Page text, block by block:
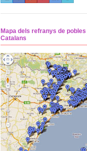
Mapa dels refranys de
Catalans